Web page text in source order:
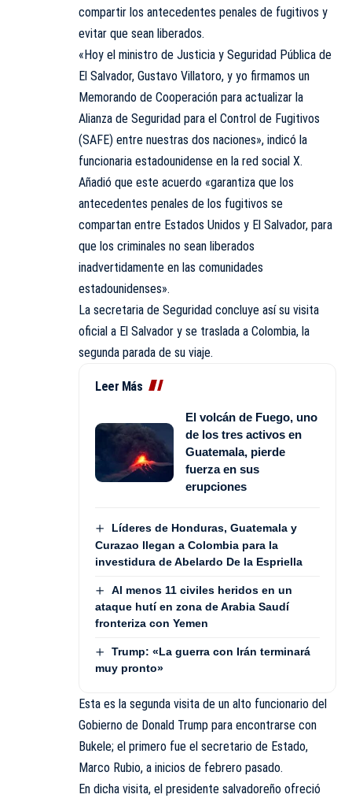
compartir los antecedentes penales de fugitivos y
evitar que sean liberados.
«Hoy el ministro de Justicia y Seguridad Pública de
El Salvador, Gustavo Villatoro, y yo firmamos un
Memorando de Cooperación para actualizar la
Alianza de Seguridad para el Control de Fugitivos
(SAFE) entre nuestras dos naciones», indicó la
funcionaria estadounidense en la red social X.
Añadió que este acuerdo «garantiza que los
antecedentes penales de los fugitivos se
compartan entre Estados Unidos y El Salvador, para
que los criminales no sean liberados
inadvertidamente en las comunidades
estadounidenses».
La secretaria de Seguridad concluye así su visita
oficial a El Salvador y se traslada a Colombia, la
segunda parada de su viaje.
Leer Más
El volcán de Fuego, uno
de los tres activos en
Guatemala, pierde
fuerza en sus
erupciones
Líderes de Honduras, Guatemala y
Curazao llegan a Colombia para la
investidura de Abelardo De la Espriella
Al menos 11 civiles heridos en un
ataque hutí en zona de Arabia Saudí
fronteriza con Yemen
Trump: «La guerra con Irán terminará
muy pronto»
Esta es la segunda visita de un alto funcionario del
Gobierno de Donald Trump para encontrarse con
Bukele; el primero fue el secretario de Estado,
Marco Rubio, a inicios de febrero pasado.
En dicha visita, el presidente salvadoreño ofreció